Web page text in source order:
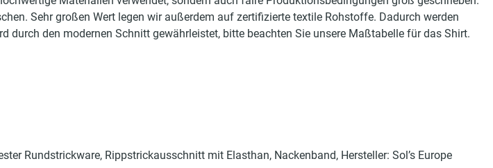
Sehr großen Wert legen wir außerdem auf zertifizierte textile Rohstoffe. Dadurch werden
den modernen Schnitt gewährleistet, bitte beachten Sie unsere Maßtabelle für das Shirt.
Rundstrickware, Rippstrickausschnitt mit Elasthan, Nackenband, Hersteller: Sol’s Europe